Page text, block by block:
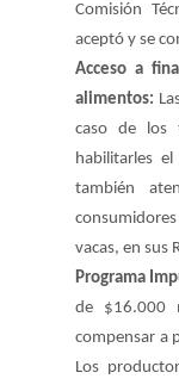
Comisión
aceptó y se
Acceso a
alimentos:
caso de los
habilitarles
también
vacas, en sus
Programa
de $16.000
compensar a
Los